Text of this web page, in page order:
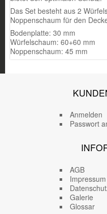
Das Set besteht aus 2
Noppenschaum für den
Bodenplatte: 30 mm
Würfelschaum: 60+60 mm
Noppenschaum: 45 mm
Anmelden
Passwort
AGB
Impressum
Galerie
Glossar